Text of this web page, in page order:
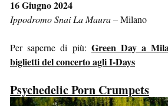
16 Giugno 2024
Ippodromo Snai La Maura–Milano
Per saperne di più: Green Day a
biglietti del concerto agli I-Days
Psychedelic Porn Crumpets